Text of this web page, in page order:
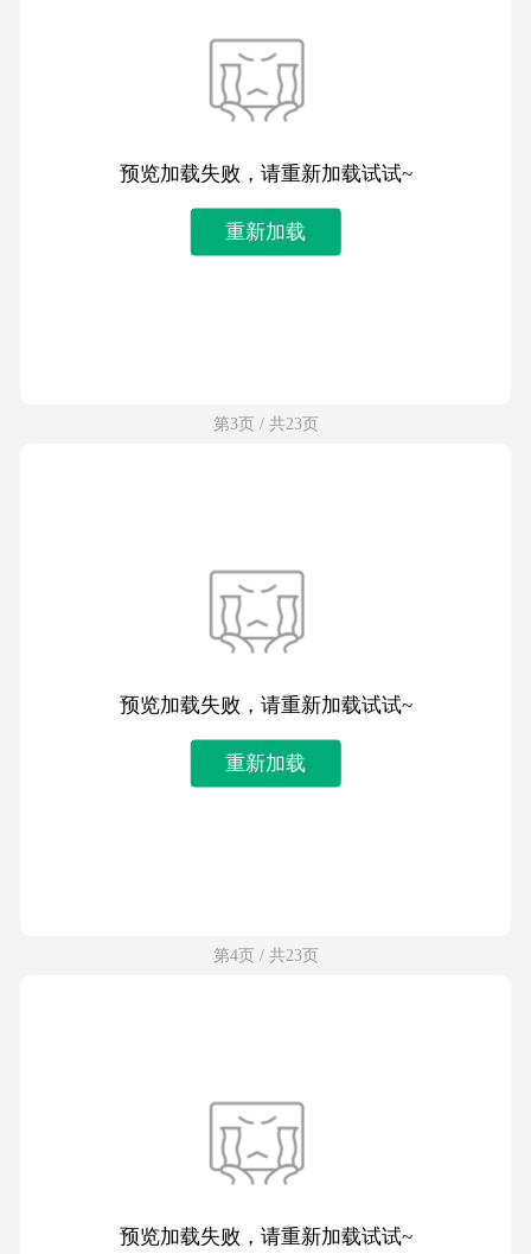
预览加载失败，请重新加载试试~
重新加载
第3页 / 共23页
预览加载失败，请重新加载试试~
重新加载
第4页 / 共23页
预览加载失败，请重新加载试试~